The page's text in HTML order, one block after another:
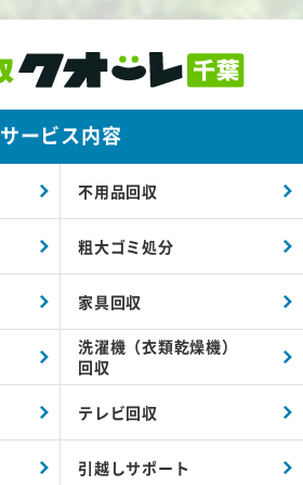
サービス内容
不用品回収
粗大ゴミ処分
家具回収
洗濯機（衣類乾燥機）
回収
テレビ回収
引越しサポート